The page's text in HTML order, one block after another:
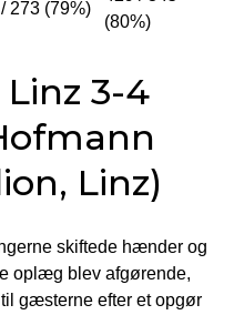
273 (79%)
(80%)
3-4
Linz)
skiftede hænder og
oplæg blev afgørende,
gæsterne efter et opgør